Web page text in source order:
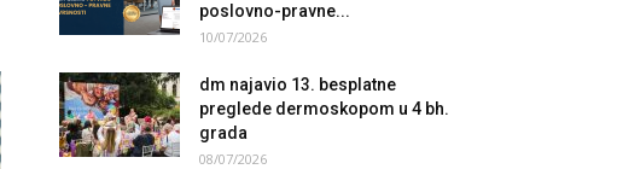
poslovno-pravne...
10/07/2026
dm najavio 13. besplatne
preglede dermoskopom u 4 bh.
grada
08/07/2026